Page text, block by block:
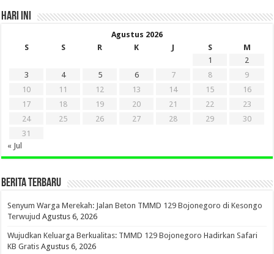
HARI INI
Agustus 2026
S
S R K J S
M
1
2
3
4 5 6 7 8
9
10
11 12 13 14 15
16
17
18 19 20 21 22
23
24
25 26 27 28 29
30
31
« Jul
BERITA TERBARU
Senyum Warga Merekah: Jalan Beton TMMD 129 Bojonegoro di Kesongo
Terwujud Agustus 6, 2026
Wujudkan Keluarga Berkualitas: TMMD 129 Bojonegoro Hadirkan Safari
KB Gratis Agustus 6, 2026